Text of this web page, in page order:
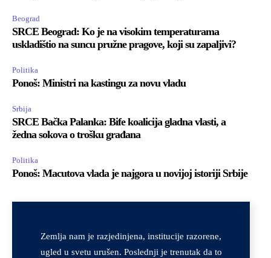
Beograd
SRCE Beograd: Ko je na visokim temperaturama
uskladištio na suncu pružne pragove, koji su zapaljivi?
Politika
Ponoš: Ministri na kastingu za novu vladu
Srbija
SRCE Bačka Palanka: Bife koalicija gladna vlasti, a
žedna sokova o trošku građana
Politika
Ponoš: Macutova vlada je najgora u novijoj istoriji Srbije
Zemlja nam je razjedinjena, institucije razorene,
ugled u svetu urušen. Poslednji je trenutak da to